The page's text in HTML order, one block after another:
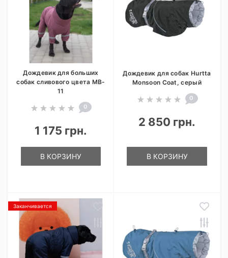
Дождевик для больших
собак сливового цвета MB-
11
0
1 175 грн.
В КОРЗИНУ
Дождевик для собак Hurtta
Monsoon Coat, серый
0
2 850 грн.
В КОРЗИНУ
Заканчивается